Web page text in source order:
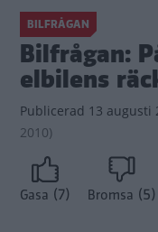
BILFRÅGAN
Bilfrågan:
elbilens
Publicerad 13 augusti
2010)
Gasa (7) Bromsa (5)